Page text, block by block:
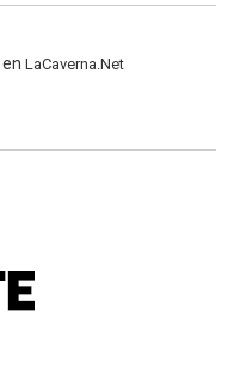
en LaCaverna.Net